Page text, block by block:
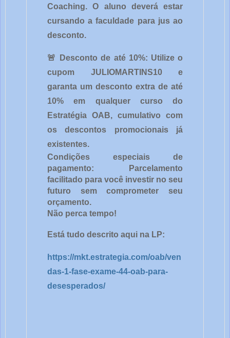
Coaching. O aluno deverá estar
cursando a faculdade para jus ao
desconto.
🚨 Desconto de até 10%: Utilize o
cupom JULIOMARTINS10 e
garanta um desconto extra de até
10% em qualquer curso do
Estratégia OAB, cumulativo com
os descontos promocionais já
existentes.
Condições especiais de
pagamento: Parcelamento
facilitado para você investir no seu
futuro sem comprometer seu
orçamento.
Não perca tempo!
Está tudo descrito aqui na LP:
https://mkt.estrategia.com/oab/ven
das-1-fase-exame-44-oab-para-
desesperados/